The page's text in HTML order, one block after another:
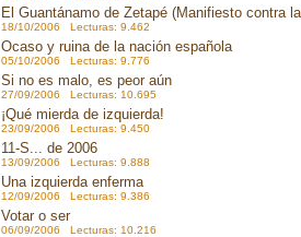
El Guantánamo de Zetapé (Manifiesto contra
18/10/2006 Lecturas: 9.462
Ocaso y ruina de la nación española
05/10/2006 Lecturas: 9.776
Si no es malo, es peor aún
27/09/2006 Lecturas: 10.695
¡Qué mierda de izquierda!
23/09/2006 Lecturas: 9.450
11-S... de 2006
13/09/2006 Lecturas: 9.888
Una izquierda enferma
12/09/2006 Lecturas: 9.386
Votar o ser
06/09/2006 Lecturas: 10.216